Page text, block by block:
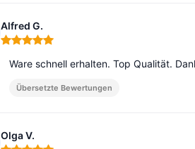
Alfred G.
Hinweis: 5 von 5
Ware schnell erhalten. Top Qualität.
Übersetzte Bewertungen
Olga V.